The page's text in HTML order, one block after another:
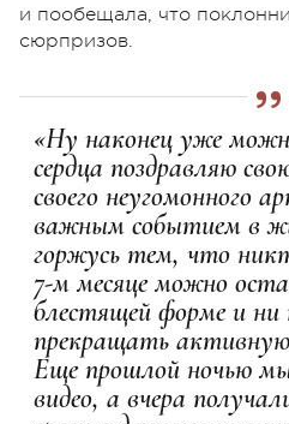
и пообещала, что
сюрпризов.
«Ну наконец уже
сердца поздравляю
своего неугомонного
важным событием в
горжусь тем, что
7-м месяце можно
блестящей форме и ни
прекращать
Еще прошлой ночью
видео, а вчера